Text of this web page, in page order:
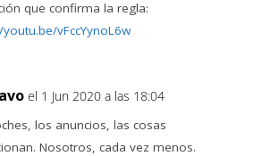
que confirma la regla:
vFccYynoL6w
el 1 Jun 2020 a las 18:04
los anuncios, las cosas
Nosotros, cada vez menos.